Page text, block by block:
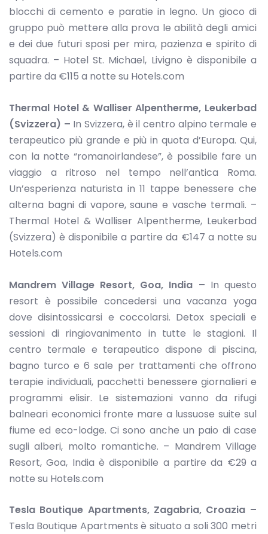
blocchi di cemento e paratie in legno. Un gioco di
gruppo può mettere alla prova le abilità degli amici
e dei due futuri sposi per mira, pazienza e spirito di
squadra. – Hotel St. Michael, Livigno è disponibile a
partire da €115 a notte su Hotels.com
Thermal Hotel & Walliser Alpentherme, Leukerbad
(Svizzera) – In Svizzera, è il centro alpino termale e
terapeutico più grande e più in quota d’Europa. Qui,
con la notte “romanoirlandese”, è possibile fare un
viaggio a ritroso nel tempo nell’antica Roma.
Un’esperienza naturista in 11 tappe benessere che
alterna bagni di vapore, saune e vasche termali. –
Thermal Hotel & Walliser Alpentherme, Leukerbad
(Svizzera) è disponibile a partire da €147 a notte su
Hotels.com
Mandrem Village Resort, Goa, India – In questo
resort è possibile concedersi una vacanza yoga
dove disintossicarsi e coccolarsi. Detox speciali e
sessioni di ringiovanimento in tutte le stagioni. Il
centro termale e terapeutico dispone di piscina,
bagno turco e 6 sale per trattamenti che offrono
terapie individuali, pacchetti benessere giornalieri e
programmi elisir. Le sistemazioni vanno da rifugi
balneari economici fronte mare a lussuose suite sul
fiume ed eco-lodge. Ci sono anche un paio di case
sugli alberi, molto romantiche. – Mandrem Village
Resort, Goa, India è disponibile a partire da €29 a
notte su Hotels.com
Tesla Boutique Apartments, Zagabria, Croazia –
Tesla Boutique Apartments è situato a soli 300 metri